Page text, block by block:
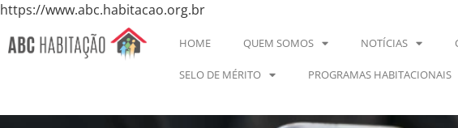
https://www.abc.habitacao.org.br
HOME QUEM SOMOS NOTÍCIAS
SELO DE MÉRITO PROGRAMAS HABITACIONAIS